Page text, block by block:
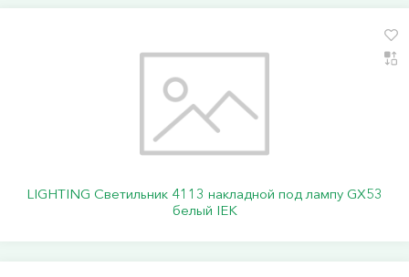
LIGHTING Светильник 4113 накладной под лампу GX53
белый IEK